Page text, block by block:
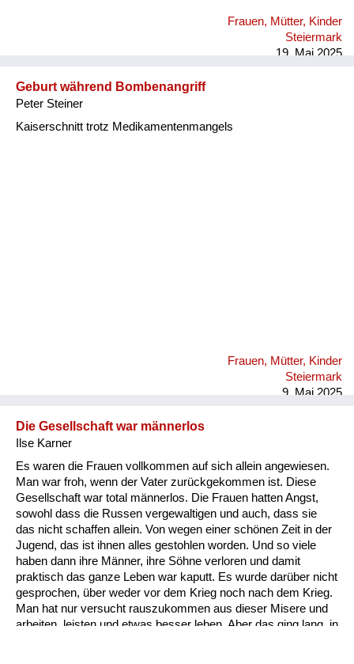
dann mit einem Glas zum Wasserhahn, fülle es mit Wasser
und stelle es vor ihn hin. Er hat so zu lachen begonnen,
Frauen, Mütter, Kinder
Steiermark
19. Mai 2025
Geburt während Bombenangriff
Peter Steiner
Kaiserschnitt trotz Medikamentenmangels
Frauen, Mütter, Kinder
Steiermark
9. Mai 2025
Die Gesellschaft war männerlos
Ilse Karner
Es waren die Frauen vollkommen auf sich allein angewiesen.
Man war froh, wenn der Vater zurückgekommen ist. Diese
Gesellschaft war total männerlos. Die Frauen hatten Angst,
sowohl dass die Russen vergewaltigen und auch, dass sie
das nicht schaffen allein. Von wegen einer schönen Zeit in der
Jugend, das ist ihnen alles gestohlen worden. Und so viele
haben dann ihre Männer, ihre Söhne verloren und damit
praktisch das ganze Leben war kaputt. Es wurde darüber nicht
gesprochen, über weder vor dem Krieg noch nach dem Krieg.
Man hat nur versucht rauszukommen aus dieser Misere und
arbeiten, leisten und etwas besser leben. Aber das ging lang, in